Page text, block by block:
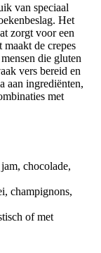
van speciaal
Het
zorgt voor een
de crepes
die gluten
vers bereid en
aan ingrediënten,
met
chocolade,
champignons,
of met